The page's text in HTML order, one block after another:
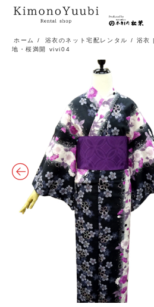
ホーム / 浴衣のネット宅配レンタル
/ 浴衣
地・桜満開 vivi04